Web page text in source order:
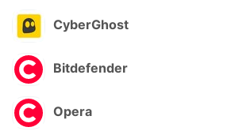
CyberGhost
Bitdefender
Opera